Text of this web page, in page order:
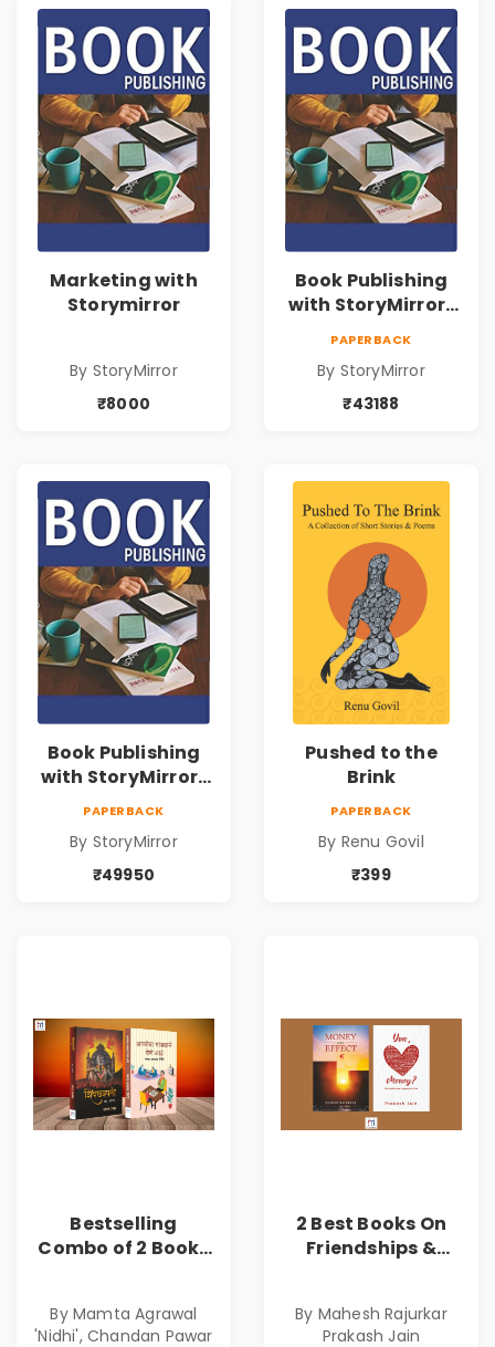
Marketing with
Storymirror
By StoryMirror
₹8000
Book Publishing
with StoryMirror |
PAPERBACK
By StoryMirror
₹43188
Book Publishing
with StoryMirror |
PAPERBACK
By StoryMirror
₹49950
Pushed to the
Brink
PAPERBACK
By Renu Govil
₹399
Bestselling
Combo of 2 Books
( सर्वोत्कृष्ट कादंबरी
By Mamta Agrawal
'Nidhi', Chandan Pawar
2 Best Books On
Friendships &
of Power, Love &
By Mahesh Rajurkar
Prakash Jain